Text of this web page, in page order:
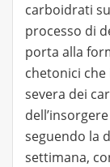
carboidrati
processo di
porta alla
chetonici
severa dei
seguendo la
settimana,